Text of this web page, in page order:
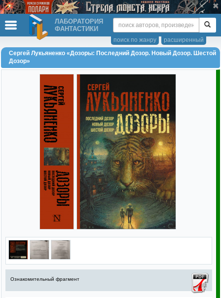
ЛАБОРАТОРИЯ
ФАНТАСТИКИ
расширенный
поиск по жанру
Сергей Лукьяненко «Дозоры: Последний Дозор. Новый Дозор. Шестой
Дозор»
Ознакомительный фрагмент